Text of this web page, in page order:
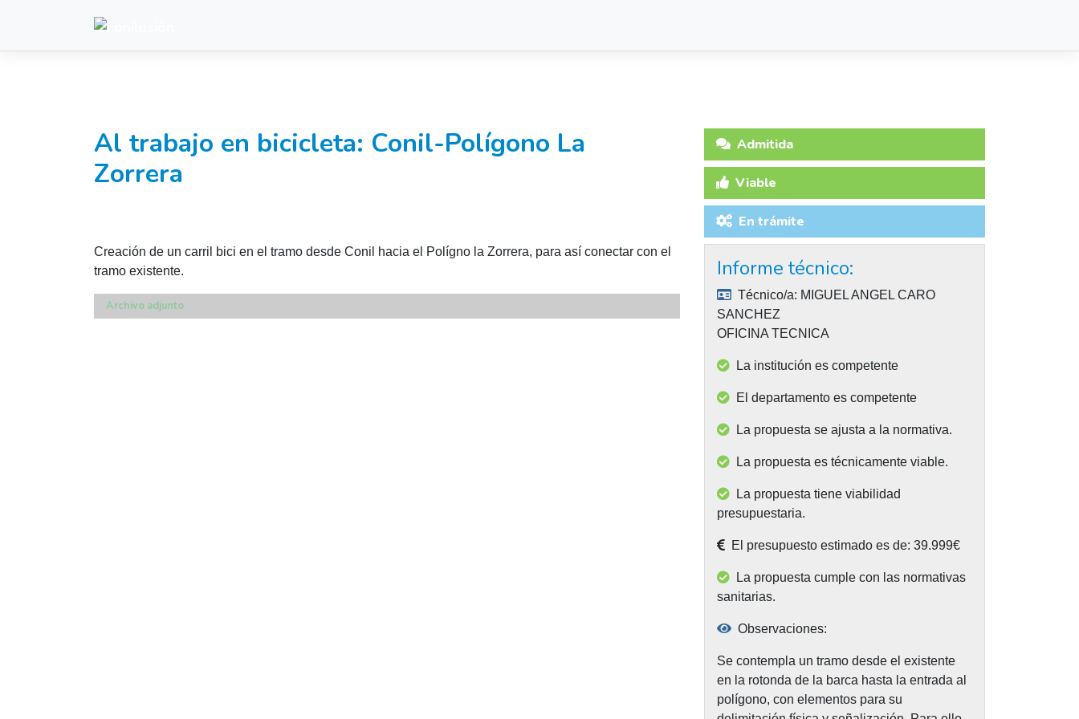
contenido
Al trabajo en bicicleta: Conil-Polígono La
Zorrera
Creación de un carril bici en el tramo desde Conil hacia el Polígno la Zorrera, para así conectar con el
tramo existente.
Archivo adjunto
Admitida
Viable
En trámite
Informe técnico:
Técnico/a: MIGUEL ANGEL CARO
SANCHEZ
OFICINA TECNICA
La institución es competente
El departamento es competente
La propuesta se ajusta a la normativa.
La propuesta es técnicamente viable.
La propuesta tiene viabilidad
presupuestaria.
El presupuesto estimado es de: 39.999€
La propuesta cumple con las normativas
sanitarias.
Observaciones:
Se contempla un tramo desde el existente
en la rotonda de la barca hasta la entrada al
polígono, con elementos para su